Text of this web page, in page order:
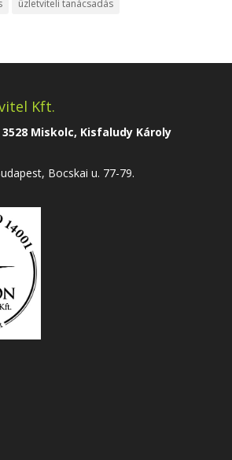
üzletviteli tanácsadás
Kft.
3528 Miskolc, Kisfaludy Károly
Bocskai u. 77-79.